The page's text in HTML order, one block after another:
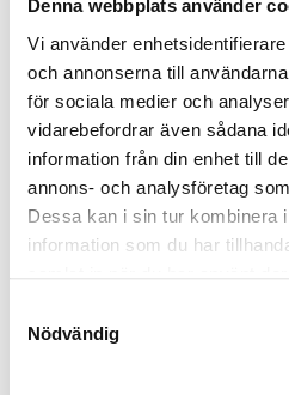
Denna webbplats använder
Vi använder
och annonserna till
för sociala medier och
vidarebefordrar även sådana
information från din enhet till
annons- och analysföretag
Dessa kan i sin tur kombinera
information som du har
Nödvändig